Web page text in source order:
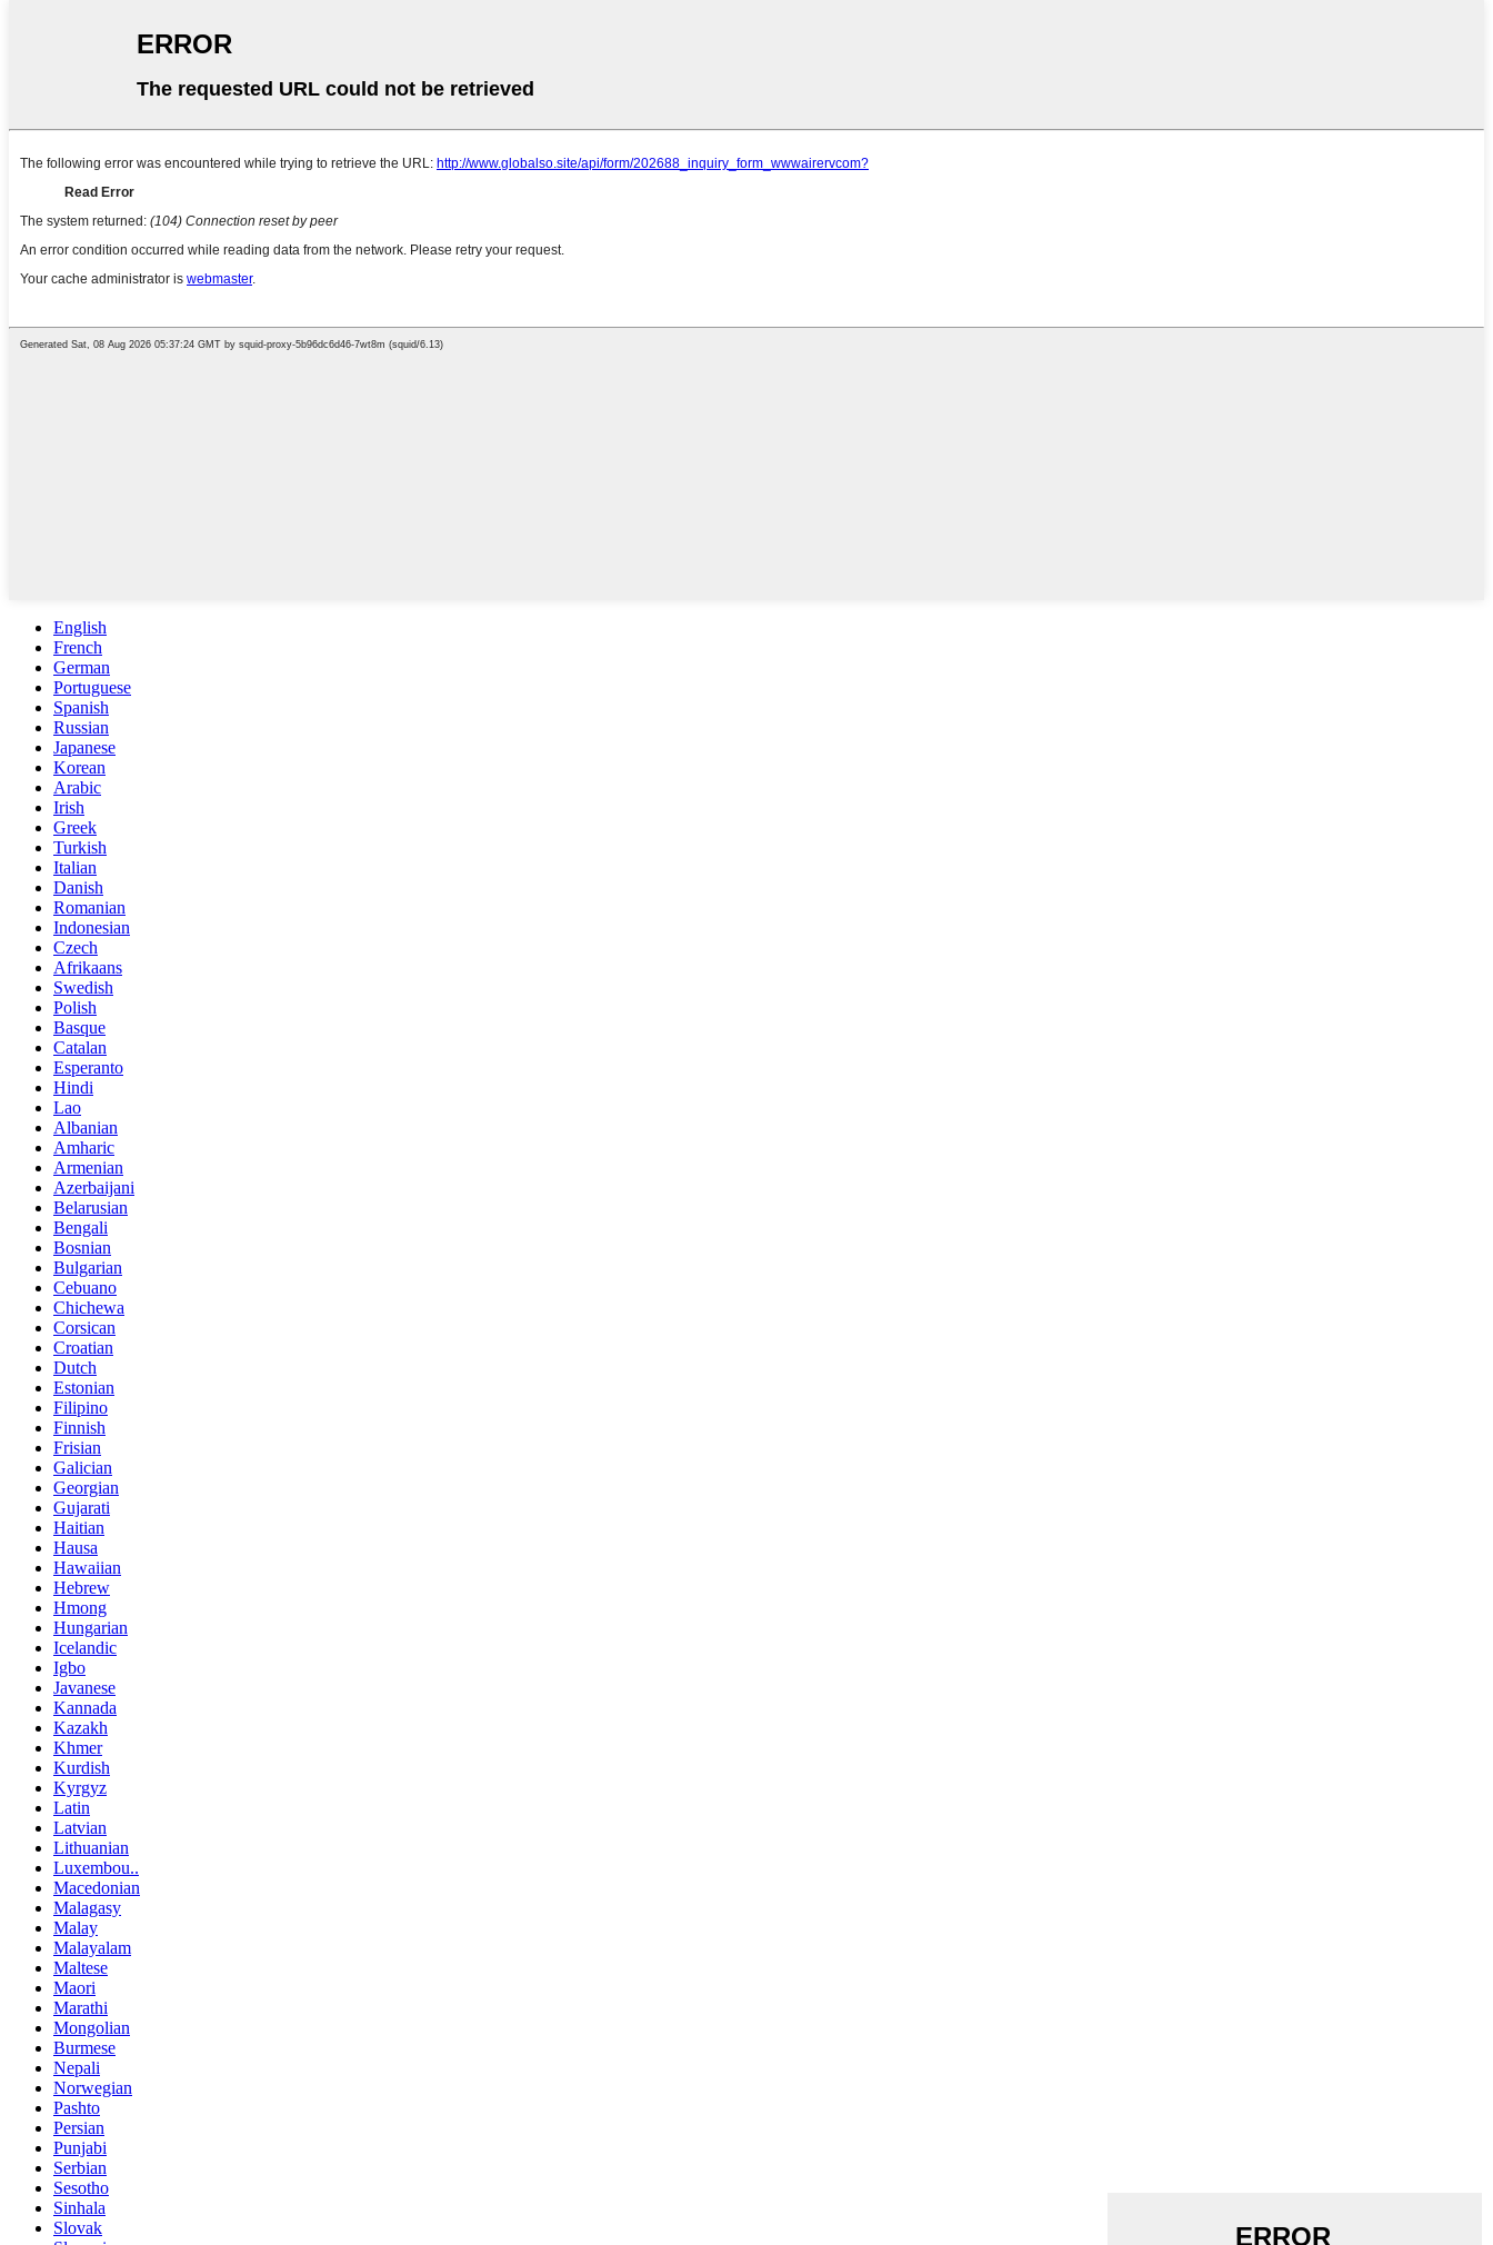
English
French
German
Portuguese
Spanish
Russian
Japanese
Korean
Arabic
Irish
Greek
Turkish
Italian
Danish
Romanian
Indonesian
Czech
Afrikaans
Swedish
Polish
Basque
Catalan
Esperanto
Hindi
Lao
Albanian
Amharic
Armenian
Azerbaijani
Belarusian
Bengali
Bosnian
Bulgarian
Cebuano
Chichewa
Corsican
Croatian
Dutch
Estonian
Filipino
Finnish
Frisian
Galician
Georgian
Gujarati
Haitian
Hausa
Hawaiian
Hebrew
Hmong
Hungarian
Icelandic
Igbo
Javanese
Kannada
Kazakh
Khmer
Kurdish
Kyrgyz
Latin
Latvian
Lithuanian
Luxembou..
Macedonian
Malagasy
Malay
Malayalam
Maltese
Maori
Marathi
Mongolian
Burmese
Nepali
Norwegian
Pashto
Persian
Punjabi
Serbian
Sesotho
Sinhala
Slovak